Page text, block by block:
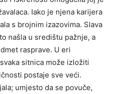
Iako je njena karijera
s brojnim izazovima. Slava
našla u središtu pažnje, a
rasprave. U eri
sitnica može izložiti
postaje sve veći.
umjesto da se povuče,